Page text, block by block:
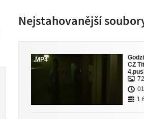
Nejstahovanější
.MP4
CZ